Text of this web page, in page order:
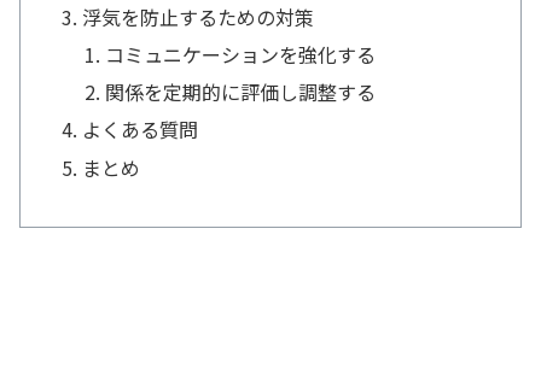
浮気を防止するための対策
コミュニケーションを強化する
関係を定期的に評価し調整する
よくある質問
まとめ